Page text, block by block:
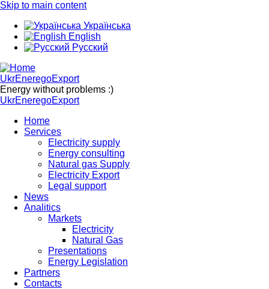
Skip to main content
Українська
English
Русский
UkrEneregoExport
Energy without problems :)
UkrEneregoExport
Home
Services
Electricity supply
Energy consulting
Natural gas Supply
Electricity Export
Legal support
News
Analitics
Markets
Electricity
Natural Gas
Presentations
Energy Legislation
Partners
Contacts